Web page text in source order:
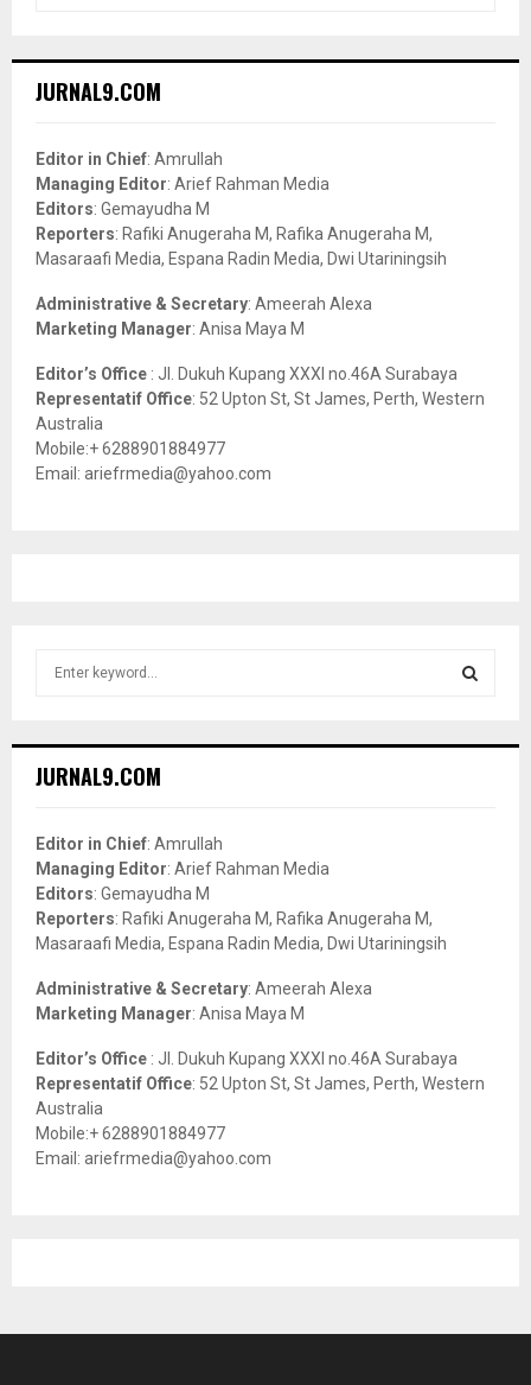
h
o
r
:
JURNAL9.COM
Editor in Chief: Amrullah
Managing Editor: Arief Rahman Media
Editors: Gemayudha M
Reporters: Rafiki Anugeraha M, Rafika Anugeraha M,
Masaraafi Media, Espana Radin Media, Dwi Utariningsih
Administrative & Secretary: Ameerah Alexa
Marketing Manager: Anisa Maya M
Editor’s Office : Jl. Dukuh Kupang XXXI no.46A Surabaya
Representatif Office: 52 Upton St, St James, Perth, Western
Australia
Mobile:+ 6288901884977
Email: ariefrmedia@yahoo.com
h
o
r
:
JURNAL9.COM
Editor in Chief: Amrullah
Managing Editor: Arief Rahman Media
Editors: Gemayudha M
Reporters: Rafiki Anugeraha M, Rafika Anugeraha M,
Masaraafi Media, Espana Radin Media, Dwi Utariningsih
Administrative & Secretary: Ameerah Alexa
Marketing Manager: Anisa Maya M
Editor’s Office : Jl. Dukuh Kupang XXXI no.46A Surabaya
Representatif Office: 52 Upton St, St James, Perth, Western
Australia
Mobile:+ 6288901884977
Email: ariefrmedia@yahoo.com